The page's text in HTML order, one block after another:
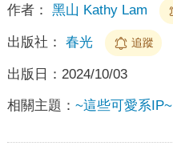
作者： 黑山 Kathy Lam
出版社： 春光 追蹤
出版日： 2024/10/03
相關主題： ~這些可愛系IP~